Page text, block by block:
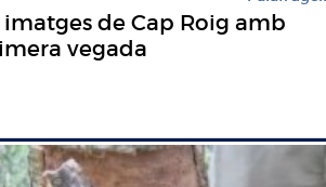
de Cap Roig amb
vegada